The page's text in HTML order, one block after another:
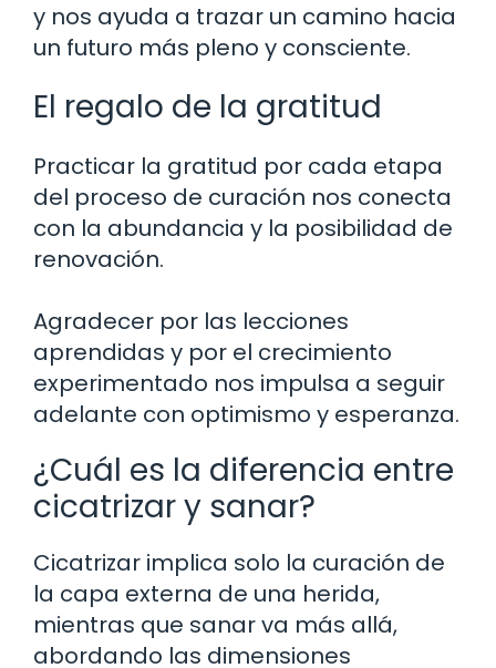
y nos ayuda a trazar un camino hacia
un futuro más pleno y consciente.
El regalo de la gratitud
Practicar la gratitud por cada etapa
del proceso de curación nos conecta
con la abundancia y la posibilidad de
renovación.
Agradecer por las lecciones
aprendidas y por el crecimiento
experimentado nos impulsa a seguir
adelante con optimismo y esperanza.
¿Cuál es la diferencia entre
cicatrizar y sanar?
Cicatrizar implica solo la curación de
la capa externa de una herida,
mientras que sanar va más allá,
abordando las dimensiones